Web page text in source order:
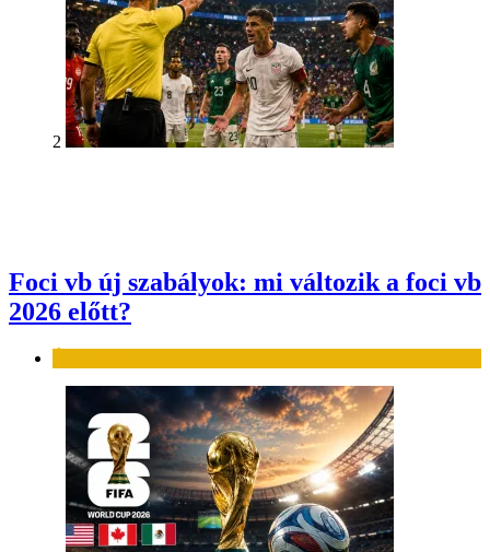
2
Foci vb új szabályok: mi változik a foci vb
2026 előtt?